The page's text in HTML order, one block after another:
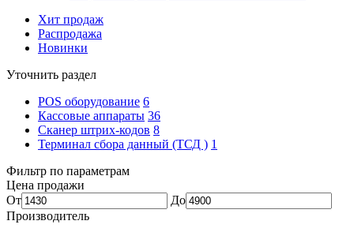
Хит продаж
Распродажа
Новинки
Уточнить раздел
POS оборудование 6
Кассовые аппараты 36
Сканер штрих-кодов 8
Терминал сбора данный (ТСД ) 1
Фильтр по параметрам
Цена продажи
От
До
Производитель